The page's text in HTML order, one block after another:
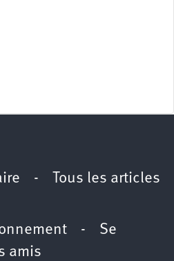
- Tous les articles
- Se
amis